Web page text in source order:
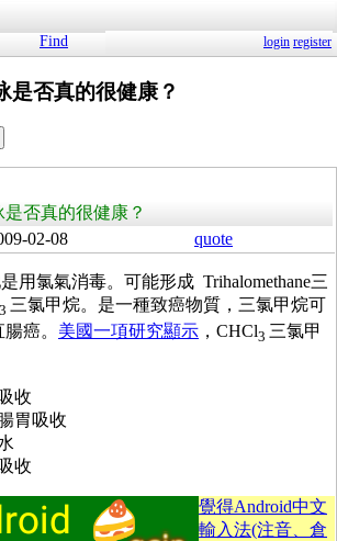
Find login register
是否真的很健康？
否真的很健康？
02-08 quote
用氯氣消毒。可能形成 Trihalomethane三
3 三氯甲烷。是一種致癌物質，三氯甲烷可
癌。 美國一項研究顯示 ，CHCl3 三氯甲
收
胃吸收
收
覺得Android中文
輸入法(注音、倉